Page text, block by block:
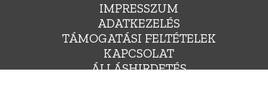
IMPRESSZUM
ADATKEZELÉS
TÁMOGATÁSI FELTÉTELEK
KAPCSOLAT
ÁLLÁSHIRDETÉS